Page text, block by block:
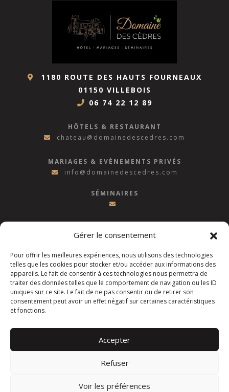
Gérer le consentement
Pour offrir les meilleures expériences, nous utilisons des technologies
telles que les cookies pour stocker et/ou accéder aux informations des
appareils. Le fait de consentir à ces technologies nous permettra de
traiter des données telles que le comportement de navigation ou les ID
uniques sur ce site. Le fait de ne pas consentir ou de retirer son
consentement peut avoir un effet négatif sur certaines caractéristiques
et fonctions.
Accepter
Refuser
Voir les préférences
1180 ROUTE DES HAUTS FOURNEAUX
01150 VILLEBOIS
06 74 22 12 89
HÔTELS & RESTAURANT
chateau@domainedescedres.com
MARIAGES & EVÈNEMENTS PRIVÉS
info@domainedescedres.com
SÉMINAIRES
SUIVEZ LE DOMAINE DES CÈDRES SUR LES
RÉSEAUX SOCIAUX
Inscription Newsletter
Saisissez